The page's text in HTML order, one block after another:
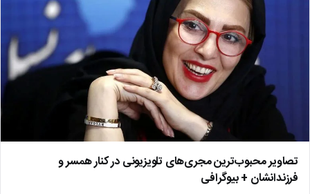
تصاویر محبوب‌ترین مجری‌های تلویزیونی در کنار همسر و
فرزندانشان + بیوگرافی